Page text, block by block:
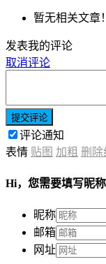
暂无相关文章！
发表我的评论
取消评论
提交评论
评论通知
表情 贴图 加粗 删除
Hi，您需要填写昵称
昵称
邮箱
网址